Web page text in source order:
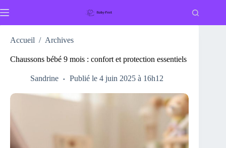
au
Accueil / Archives
Chaussons bébé 9 mois : confort et protection essentiels
Sandrine Publié le 4 juin 2025 à 16h12